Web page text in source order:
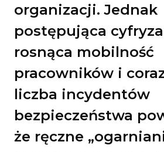
organizacji. Jednak
postępująca
rosnąca mobilność
pracowników i
liczba incydentów
bezpieczeństwa
że ręczne